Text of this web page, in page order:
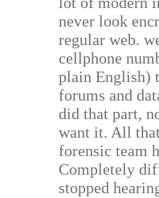
never look
regular web.
cellphone
plain English)
forums and
did that part,
want it. All
forensic team
Completely
stopped